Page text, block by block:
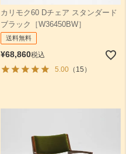
カリモク60 Dチェア スタンダード
ブラック［W36450BW］
送料無料
¥68,860税込
5.00（15）